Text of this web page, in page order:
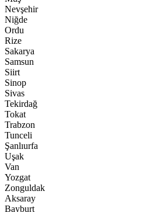
Nevşehir
Niğde
Ordu
Rize
Sakarya
Samsun
Siirt
Sinop
Sivas
Tekirdağ
Tokat
Trabzon
Tunceli
Şanlıurfa
Uşak
Van
Yozgat
Zonguldak
Aksaray
Bayburt